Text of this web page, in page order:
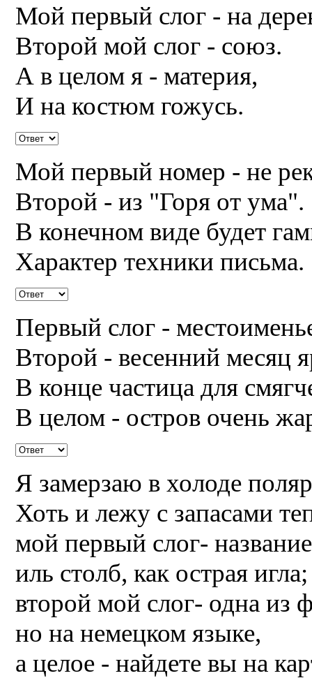
Мой первый слог - на
Второй мой слог - союз.
А в целом я - материя,
И на костюм гожусь.
Мой первый номер - не
Второй - из "Горя от ума".
В конечном виде будет
Характер техники письма.
Первый слог -
Второй - весенний месяц
В конце частица для
В целом - остров очень
Я замерзаю в холоде
Хоть и лежу с запасами
мой первый слог-
иль столб, как острая игла;
второй мой слог- одна из
но на немецком языке,
а целое - найдете вы на